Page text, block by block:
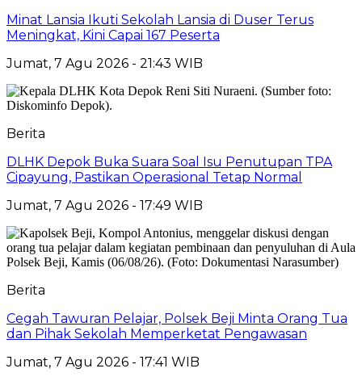
Minat Lansia Ikuti Sekolah Lansia di Duser Terus
Meningkat, Kini Capai 167 Peserta
Jumat, 7 Agu 2026 - 21:43 WIB
Berita
DLHK Depok Buka Suara Soal Isu Penutupan TPA
Cipayung, Pastikan Operasional Tetap Normal
Jumat, 7 Agu 2026 - 17:49 WIB
Berita
Cegah Tawuran Pelajar, Polsek Beji Minta Orang Tua
dan Pihak Sekolah Memperketat Pengawasan
Jumat, 7 Agu 2026 - 17:41 WIB